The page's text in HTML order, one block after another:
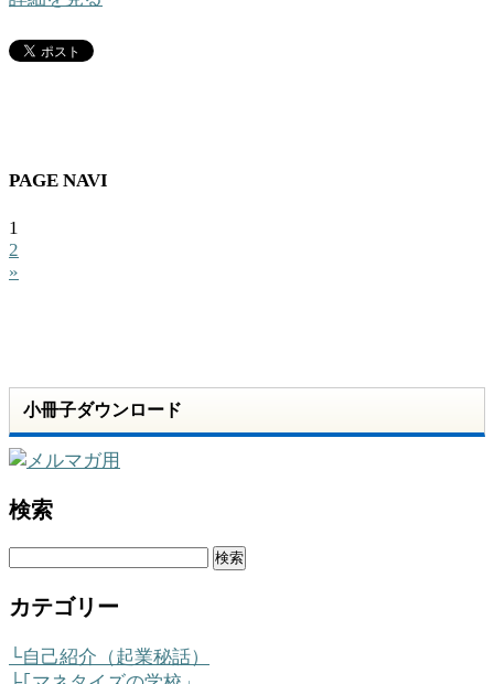
PAGE NAVI
1
2
»
小冊子ダウンロード
検索
カテゴリー
└自己紹介（起業秘話）